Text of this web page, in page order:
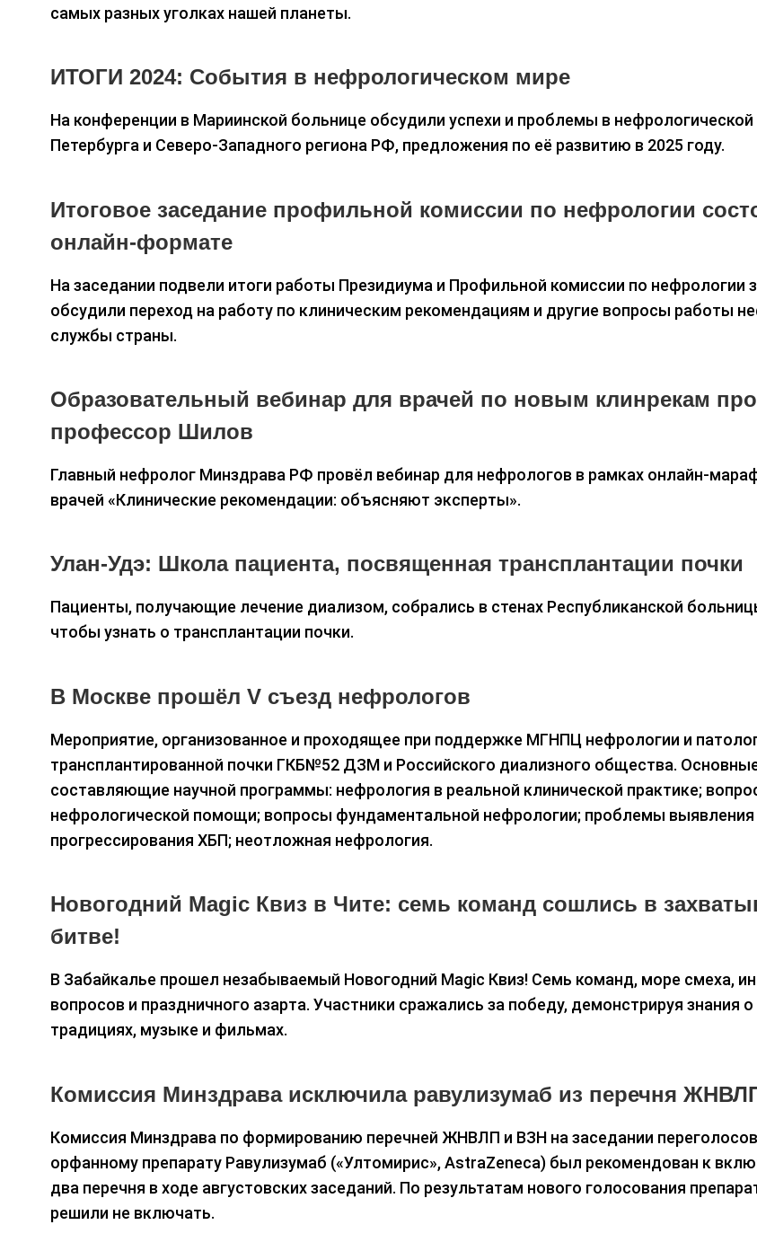
самых разных уголках нашей планеты.
ИТОГИ 2024: События в нефрологическом мире
На конференции в Мариинской больнице обсудили успехи и проблемы в
Петербурга и Северо-Западного региона РФ, предложения по её развитию в 2025 году.
Итоговое заседание профильной комиссии по нефрологии
онлайн-формате
На заседании подвели итоги работы Президиума и Профильной комиссии по нефрологии
обсудили переход на работу по клиническим рекомендациям и другие вопросы работы
службы страны.
Образовательный вебинар для врачей по новым клинрекам
профессор Шилов
Главный нефролог Минздрава РФ провёл вебинар для нефрологов в рамках онлайн-
врачей «Клинические рекомендации: объясняют эксперты».
Улан-Удэ: Школа пациента, посвященная трансплантации почки
Пациенты, получающие лечение диализом, собрались в стенах Республиканской
чтобы узнать о трансплантации почки.
В Москве прошёл V съезд нефрологов
Мероприятие, организованное и проходящее при поддержке МГНПЦ нефрологии и
трансплантированной почки ГКБ№52 ДЗМ и Российского диализного общества.
составляющие научной программы: нефрология в реальной клинической практике;
нефрологической помощи; вопросы фундаментальной нефрологии; проблемы выявления
прогрессирования ХБП; неотложная нефрология.
Новогодний Magic Квиз в Чите: семь команд сошлись в
битве!
В Забайкалье прошел незабываемый Новогодний Magic Квиз! Семь команд, море смеха,
вопросов и праздничного азарта. Участники сражались за победу, демонстрируя знания
традициях, музыке и фильмах.
Комиссия Минздрава исключила равулизумаб из перечня
Комиссия Минздрава по формированию перечней ЖНВЛП и ВЗН на заседании
орфанному препарату Равулизумаб («Ултомирис», AstraZeneca) был рекомендован к
два перечня в ходе августовских заседаний. По результатам нового голосования
решили не включать.